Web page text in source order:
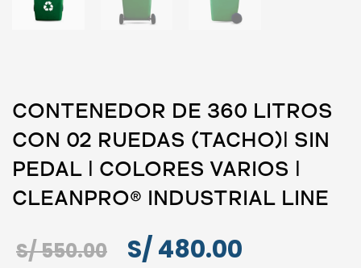
CONTENEDOR DE 360 LITROS
CON 02 RUEDAS (TACHO)ǀ SIN
PEDAL ǀ COLORES VARIOS ǀ
CLEANPRO® INDUSTRIAL LINE
S/550.00
El
S/480.00